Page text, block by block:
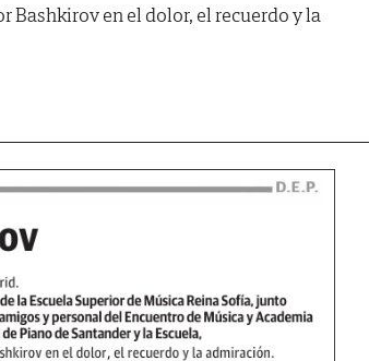
Bashkirov en el dolor, el recuerdo y la